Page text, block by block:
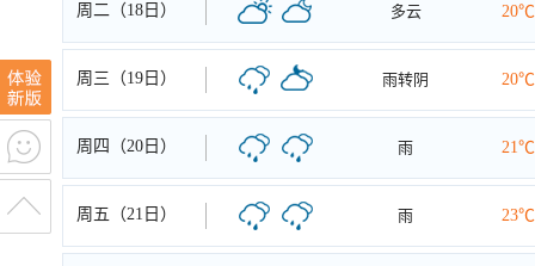
周二（18日） 多云 20℃
周三（19日） 雨转阴 20℃
周四（20日） 雨 21℃
周五（21日） 雨 23℃